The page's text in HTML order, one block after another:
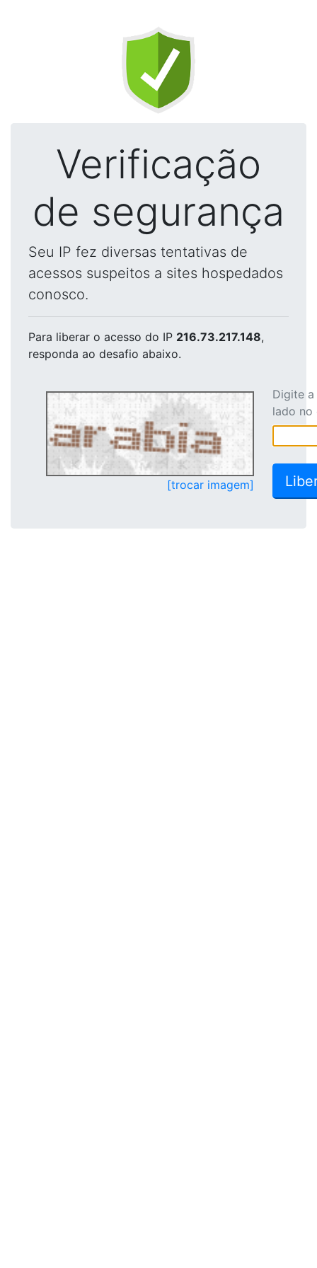
Verificação
de segurança
Seu IP fez diversas tentativas de
acessos suspeitos a sites hospedados
conosco.
Para liberar o acesso do IP 216.73.217.148,
responda ao desafio abaixo.
[trocar imagem]
Digite
lado no